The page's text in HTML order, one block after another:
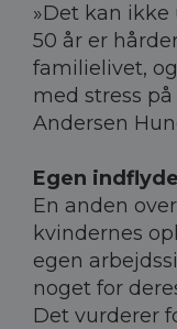
»Det kan
50 år er
familielivet,
med stress på
Andersen
Egen
En anden
kvindernes
egen
noget for
Det vurderer